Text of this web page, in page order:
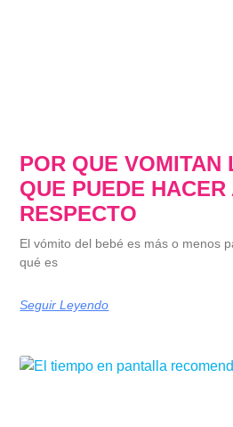
POR QUE VOMITAN
QUE PUEDE HACER
RESPECTO
El vómito del bebé es más o menos
qué es
Seguir Leyendo